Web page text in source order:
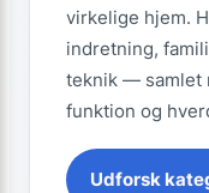
virkelige hjem.
indretning,
teknik — samlet
funktion og
Udforsk